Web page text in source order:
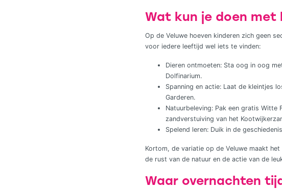
Wat kun je doen met
Op de Veluwe hoeven kinderen zich geen
voor iedere leeftijd wel iets te vinden:
Dieren ontmoeten: Sta oog in oog
Dolfinarium.
Spanning en actie: Laat de kleintjes
Garderen.
Natuurbeleving: Pak een gratis Witte
zandverstuiving van het
Spelend leren: Duik in de
Kortom, de variatie op de Veluwe maakt
de rust van de natuur en de actie van de
Waar overnachten